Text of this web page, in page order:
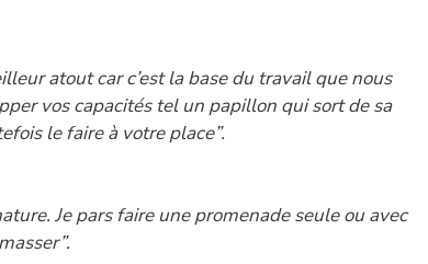
atout car c’est la base du travail que nous
vos capacités tel un papillon qui sort de sa
le faire à votre place”.
Je pars faire une promenade seule ou avec